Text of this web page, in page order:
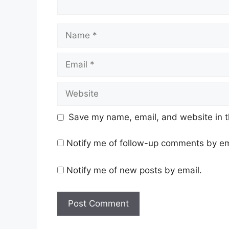
Name
Email
Website
Save my name, email, and website in
Notify me of follow-up comments by
Notify me of new posts by email.